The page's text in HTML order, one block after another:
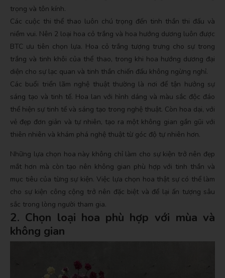
trọng và tôn kính.
Các cuộc thi thể thao luôn chú trọng đến tinh thần thi đấu và
niềm vui. Nên 2 loại hoa cỏ trắng và hoa hướng dương luôn được
BTC ưu tiên chọn lựa. Hoa cỏ trắng tượng trưng cho sự trong
trắng và tinh khôi của thể thao, trong khi hoa hướng dương đại
diện cho sự lạc quan và tinh thần chiến đấu không ngừng nghỉ.
Các buổi triển lãm nghệ thuật thường là nơi để tận hưởng sự
sáng tạo và tinh tế. Hoa lan với hình dáng và màu sắc độc đáo
thể hiện sự tinh tế và sáng tạo trong nghệ thuật. Còn hoa dại, với
vẻ đẹp đơn giản và tự nhiên, tạo ra một không gian gần gũi với
thiên nhiên và khám phá nghệ thuật từ góc độ tự nhiên hơn.
Những lựa chọn hoa này không chỉ làm cho sự kiện trở nên đẹp
mắt hơn mà còn tạo nên không gian phù hợp với tinh thần và
mục tiêu của từng sự kiện. Việc lựa chọn hoa thật sự có thể làm
cho sự kiện công cộng trở nên đặc biệt và để lại ấn tượng sâu
sắc trong lòng người tham gia.
2. Chọn loại hoa phù hợp với mùa và
không gian